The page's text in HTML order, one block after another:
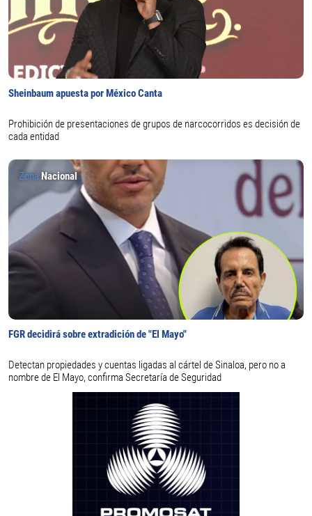
Sheinbaum apuesta por México Canta
Prohibición de presentaciones de grupos de narcocorridos es decisión de
cada entidad
Zona Nacional
FGR decidirá sobre extradición de "El Mayo"
Detectan propiedades y cuentas ligadas al cártel de Sinaloa, pero no a
nombre de El Mayo, confirma Secretaría de Seguridad